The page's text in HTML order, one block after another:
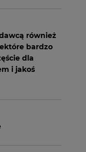
również
bardzo
dla
i jakoś